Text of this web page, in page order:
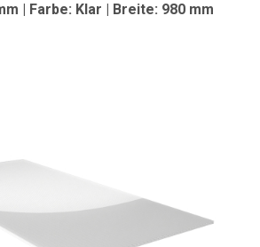
| Farbe: Klar | Breite: 980 mm